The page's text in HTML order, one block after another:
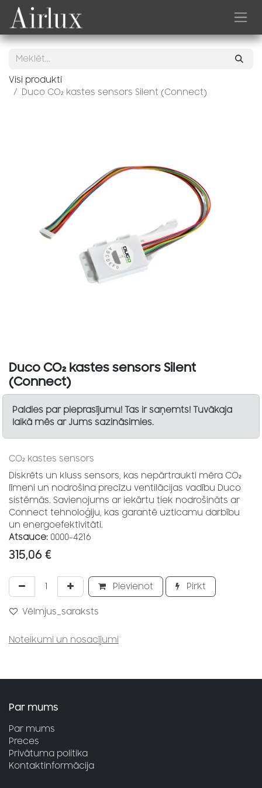
Skip to Content
Visi produkti
Duco CO₂ kastes sensors Silent (Connect)
Duco CO₂ kastes sensors Silent
(Connect)
Paldies par pieprasījumu! Tas ir saņemts! Tuvākaja
laikā mēs ar Jums sazināsimies.
CO₂ kastes sensors
Diskrēts un kluss sensors, kas nepārtraukti mēra CO₂
līmeni un nodrošina precīzu ventilācijas vadību Duco
sistēmās. Savienojums ar iekārtu tiek nodrošināts ar
Connect tehnoloģiju, kas garantē uzticamu darbību
un energoefektivitāti.
Atsauce: 0000-4216
315,06 €
Pievienot Pirkt
Vēlmjus_saraksts
Noteikumi un nosacījumi
Par mums
Par mums
Preces
Privātuma politika
Kontaktinformācija